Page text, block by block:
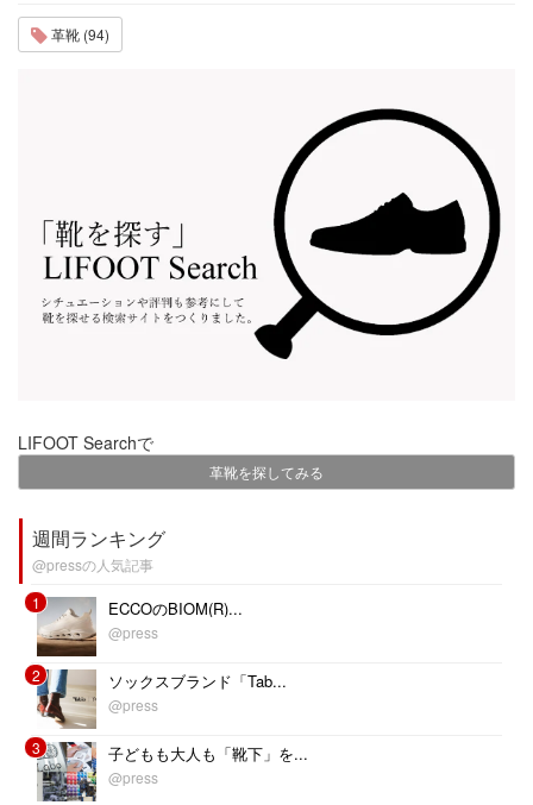
革靴 (94)
LIFOOT Searchで
革靴を探してみる
週間ランキング
@pressの人気記事
1
ECCOのBIOM(R)...
@press
2 ソックスブランド「Tab...
@press
3 子どもも大人も「靴下」を...
@press